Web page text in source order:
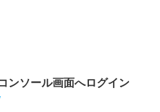
ンソール画面へログイン